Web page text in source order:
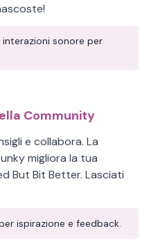
sonore per
Community
e collabora. La
migliora la tua
But Bit Better. Lasciati
ispirazione e feedback.